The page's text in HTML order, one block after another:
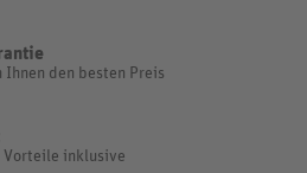
Ihnen den besten Preis
Vorteile inklusive